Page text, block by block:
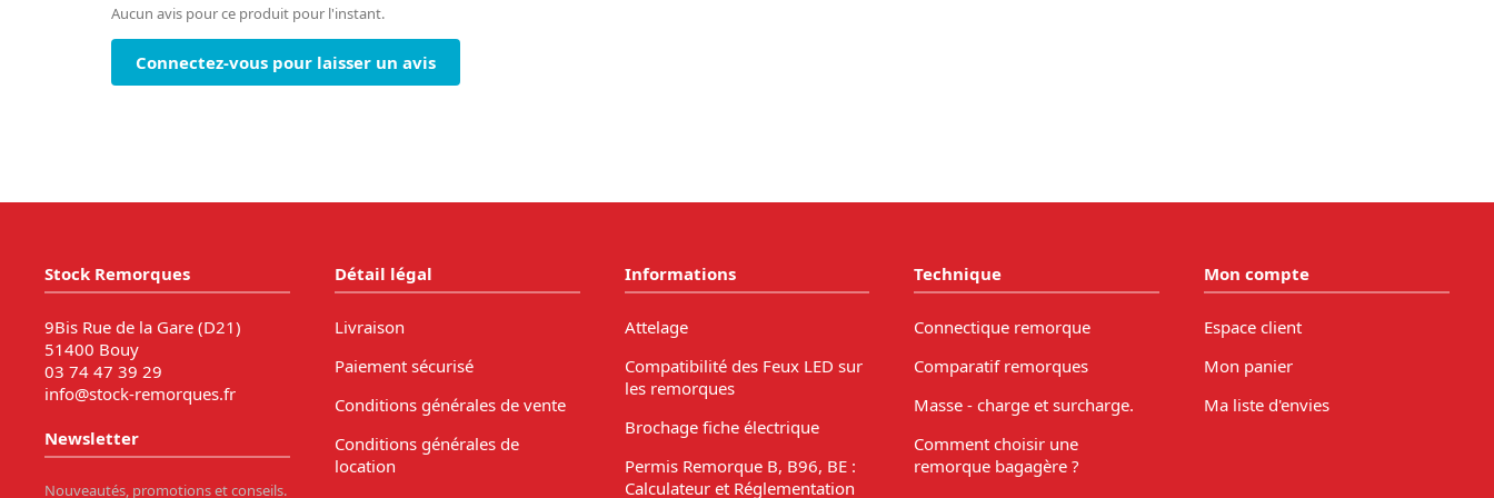
Aucun avis pour ce produit pour l'instant.
Connectez-vous pour laisser un avis
Stock Remorques
9Bis Rue de la Gare (D21)
51400 Bouy
03 74 47 39 29
info@stock-remorques.fr
Newsletter
Nouveautés, promotions et conseils.
Détail légal
Livraison
Paiement sécurisé
Conditions générales de vente
Conditions générales de
location
Informations
Attelage
Compatibilité des Feux LED sur
les remorques
Brochage fiche électrique
Permis Remorque B, B96, BE :
Calculateur et Réglementation
Technique
Connectique remorque
Comparatif remorques
Masse - charge et surcharge.
Comment choisir une
remorque bagagère ?
Mon compte
Espace client
Mon panier
Ma liste d'envies